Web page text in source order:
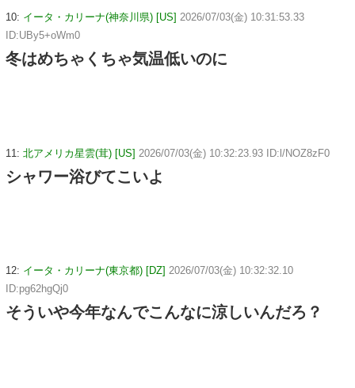
10: イータ・カリーナ(神奈川県) [US] 2026/07/03(金) 10:31:53.33
ID:UBy5+oWm0
冬はめちゃくちゃ気温低いのに
11: 北アメリカ星雲(茸) [US] 2026/07/03(金) 10:32:23.93 ID:l/NOZ8zF0
シャワー浴びてこいよ
12: イータ・カリーナ(東京都) [DZ] 2026/07/03(金) 10:32:32.10
ID:pg62hgQj0
そういや今年なんでこんなに涼しいんだろ？